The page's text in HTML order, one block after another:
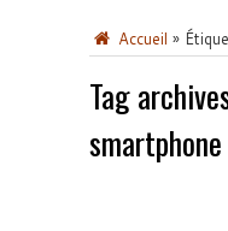
Accueil »
Tag
smartphone